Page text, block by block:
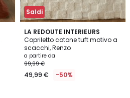
Saldi
LA REDOUTE INTERIEURS
Copriletto cotone tuft motivo a
scacchi, Renzo
a partire da
99,99 €
49,99 € -50%
2,5
/ 5